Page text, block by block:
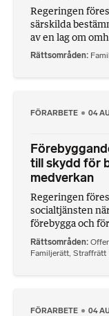
Regeringen
särskilda
av en lag om
Rättsområden
FÖRARBETE 04
till skydd för
medverkan
Regeringen
socialtjänsten
förebygga och
Rättsområden
Familjerätt, Straffrätt
FÖRARBETE 04